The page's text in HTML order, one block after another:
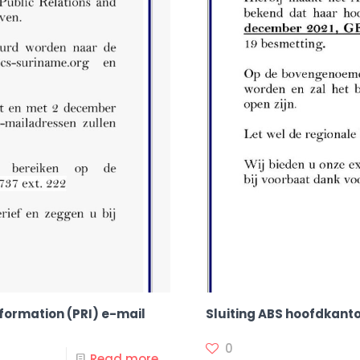
(PRI) e-mail Sluiting ABS
0